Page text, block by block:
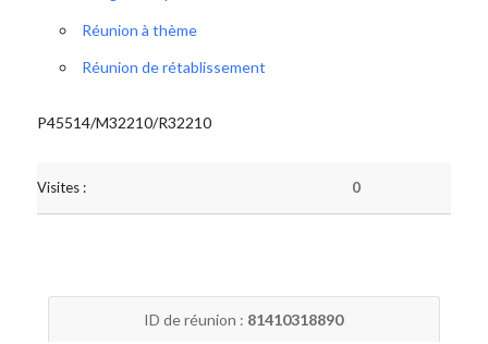
Réunion à thème
Réunion de rétablissement
P45514/M32210/R32210
Visites : 0
ID de réunion : 81410318890